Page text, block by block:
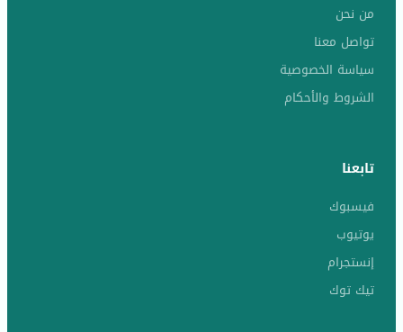
من نحن
تواصل معنا
سياسة الخصوصية
الشروط والأحكام
تابعنا
فيسبوك
يوتيوب
إنستجرام
تيك توك